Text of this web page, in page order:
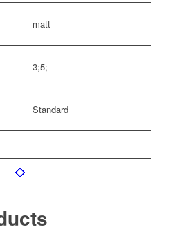
matt
3;5;
Standard